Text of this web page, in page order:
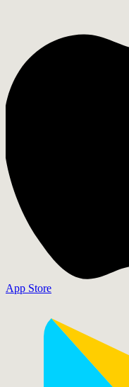
App Store